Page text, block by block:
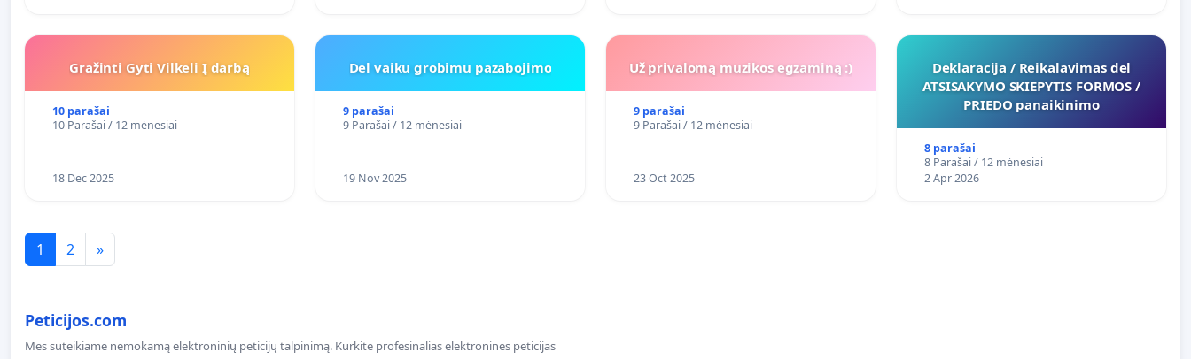
Gražinti Gyti Vilkeli Į darbą
10 parašai
10 Parašai / 12 mėnesiai
18 Dec 2025
Del vaiku grobimu pazabojimo
9 parašai
9 Parašai / 12 mėnesiai
19 Nov 2025
Už privalomą muzikos egzaminą :)
9 parašai
9 Parašai / 12 mėnesiai
23 Oct 2025
Deklaracija / Reikalavimas del
ATSISAKYMO SKIEPYTIS FORMOS /
PRIEDO panaikinimo
8 parašai
8 Parašai / 12 mėnesiai
2 Apr 2026
1 2 »
Peticijos.com
Mes suteikiame nemokamą elektroninių peticijų talpinimą. Kurkite profesinalias elektronines peticijas